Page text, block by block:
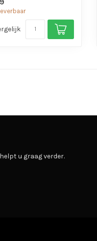
u graag verder.